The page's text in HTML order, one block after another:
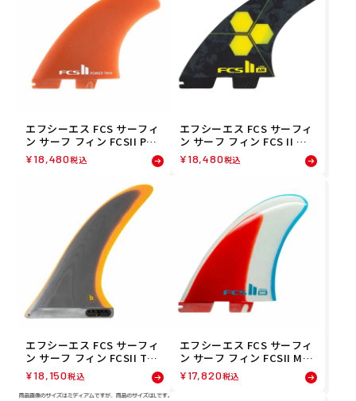
エフシーエス FCS サーフィ
ン サーフ フィン FCSII PO
WER TWIN＋1PG FIN PICA
NTE FPTX-PG05-XL-TSR
¥18,480税込
エフシーエス FCS サーフィ
ン サーフ フィン FCS II エ
ーエム パフォーマンスコア
スラスターセット L イエロ
¥18,480税込
エフシーエス FCS サーフィ
ン サーフ フィン FCSII THO
MAS 10.25 FTHO-PG03-LB-
10R
¥18,150税込
エフシーエス FCS サーフィ
ン サーフ フィン FCSII MR
(マークリチャーズ)FREERI
DE PG TWIN FIN XL FMRX-
¥17,820税込